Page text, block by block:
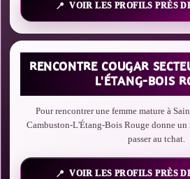
VOIR LES PROFILS PRÈS
RENCONTRE COUGAR
L'ÉTANG-BOIS
Pour rencontrer une femme mature à
Cambuston-L'Étang-Bois Rouge donne
passer au tchat.
VOIR LES PROFILS PRÈS